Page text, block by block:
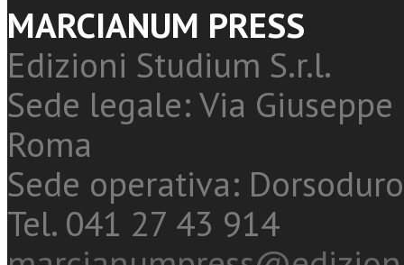
MARCIANUM PRESS
Edizioni Studium S.r.l.
Sede legale: Via
Roma
Sede operativa:
Tel. 041 27 43 914